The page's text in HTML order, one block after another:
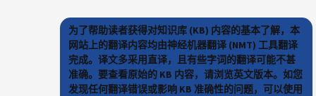
为了帮助读者获得对知识库 (KB) 内容的基本了解，本
网站上的翻译内容均由神经机器翻译 (NMT) 工具翻译
完成。译文多采用直译，且有些字词的翻译可能不甚
准确。要查看原始的 KB 内容，请浏览英文版本。如您
发现任何翻译错误或影响 KB 准确性的问题，可以使用